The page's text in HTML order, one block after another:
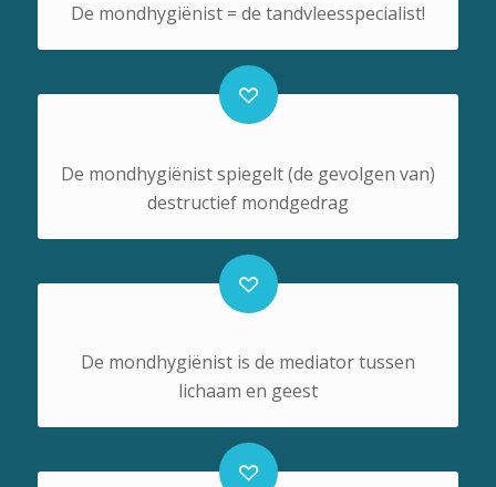
De mondhygiënist = de tandvleesspecialist!
De mondhygiënist spiegelt (de gevolgen van)
destructief mondgedrag
De mondhygiënist is de mediator tussen
lichaam en geest